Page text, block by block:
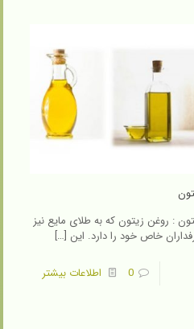
: روغن زیتون که به طلای مایع نیز
خاص خود را دارد. این […]
0 اطلاعات بیشتر